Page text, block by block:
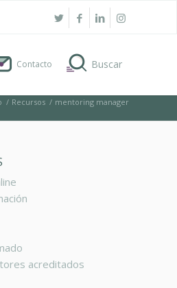
Contacto
/ Recursos / mentoring manager
acreditados